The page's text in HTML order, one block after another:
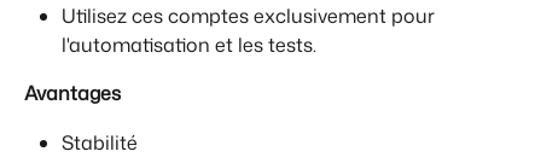
Utilisez ces comptes exclusivement pour
l'automatisation et les tests.
Avantages
Stabilité